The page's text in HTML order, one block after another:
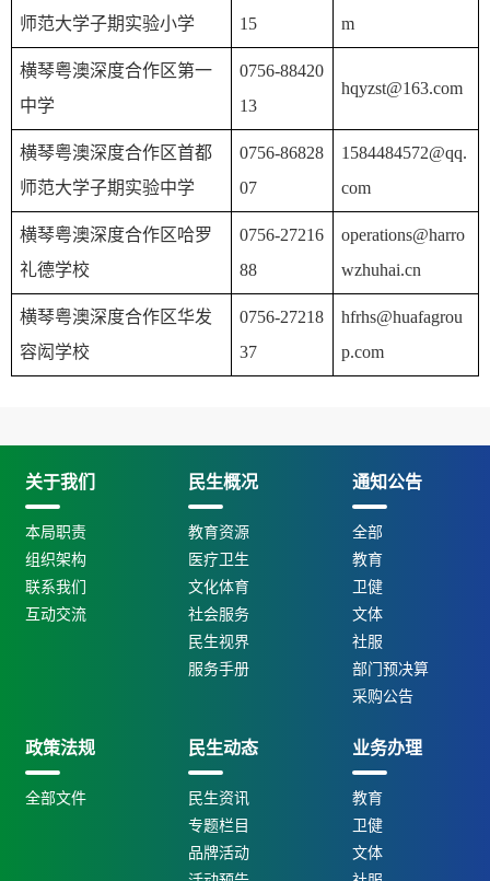
师范大学子期实验小学
15
m
横琴粤澳深度合作区第一
中学
0756-88420
13
hqyzst@163.com
横琴粤澳深度合作区首都
师范大学子期实验中学
0756-86828
07
1584484572@qq.
com
横琴粤澳深度合作区哈罗
礼德学校
0756-27216
88
operations@harro
wzhuhai.cn
横琴粤澳深度合作区华发
容闳学校
0756-27218
37
hfrhs@huafagrou
p.com
关于我们
本局职责
组织架构
联系我们
互动交流
民生概况
教育资源
医疗卫生
文化体育
社会服务
民生视界
服务手册
通知公告
全部
教育
卫健
文体
社服
部门预决算
采购公告
政策法规
全部文件
民生动态
民生资讯
专题栏目
品牌活动
业务办理
教育
卫健
文体